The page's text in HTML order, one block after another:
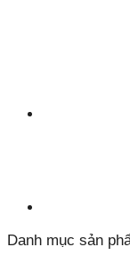
Danh mục sản